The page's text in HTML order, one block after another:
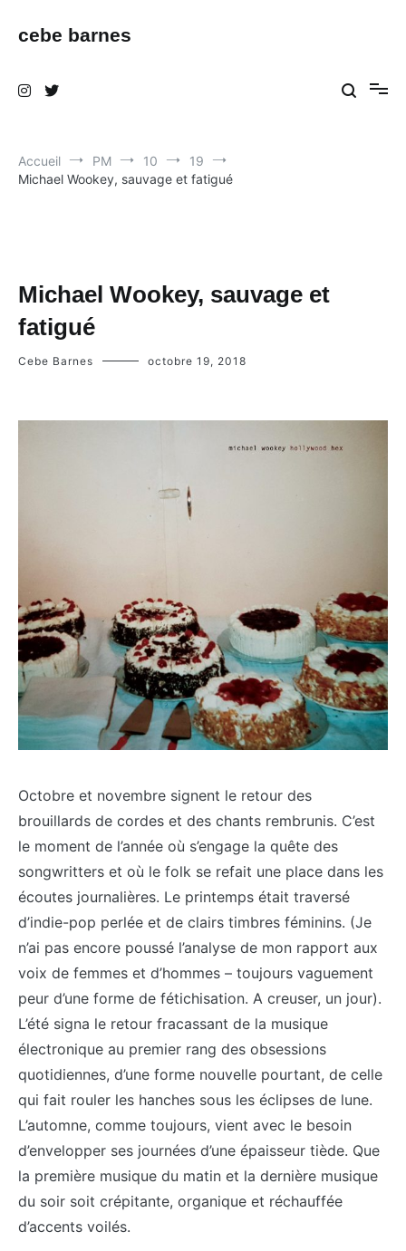
contenu
cebe barnes
Accueil PM 10
19
Michael Wookey, sauvage et fatigué
Michael Wookey, sauvage et
fatigué
Cebe Barnes octobre 19, 2018
Octobre et novembre signent le retour des
brouillards de cordes et des chants rembrunis. C’est
le moment de l’année où s’engage la quête des
songwritters et où le folk se refait une place dans les
écoutes journalières. Le printemps était traversé
d’indie-pop perlée et de clairs timbres féminins. (Je
n’ai pas encore poussé l’analyse de mon rapport aux
voix de femmes et d’hommes – toujours vaguement
peur d’une forme de fétichisation. A creuser, un jour).
L’été signa le retour fracassant de la musique
électronique au premier rang des obsessions
quotidiennes, d’une forme nouvelle pourtant, de celle
qui fait rouler les hanches sous les éclipses de lune.
L’automne, comme toujours, vient avec le besoin
d’envelopper ses journées d’une épaisseur tiède. Que
la première musique du matin et la dernière musique
du soir soit crépitante, organique et réchauffée
d’accents voilés.